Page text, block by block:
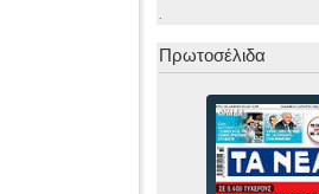
.
Πρωτοσέλιδα